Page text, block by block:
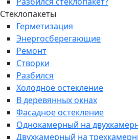
Стеклопакеты
Герметизация
Энергосберегающие
Ремонт
Створки
Разбился
Холодное остекление
В деревянных окнах
Фасадное остекление
Однокамерный на
Двухкамерный на